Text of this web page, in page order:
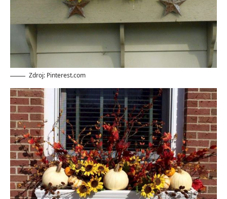
Zdroj: Pinterest.com